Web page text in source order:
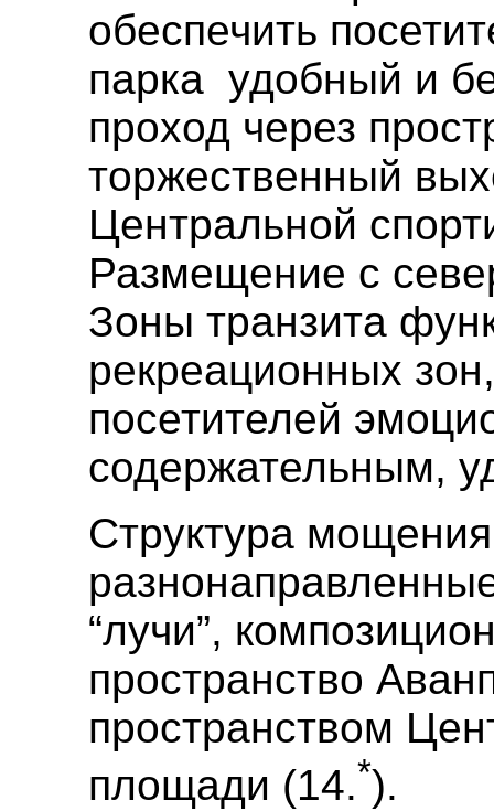
обеспечить
парка удобный и
проход через
торжественный
Центральной
Размещение с
Зоны транзита
рекреационных
посетителей
содержательным,
Структура
“лучи”,
пространство
пространством
площади (14.*).